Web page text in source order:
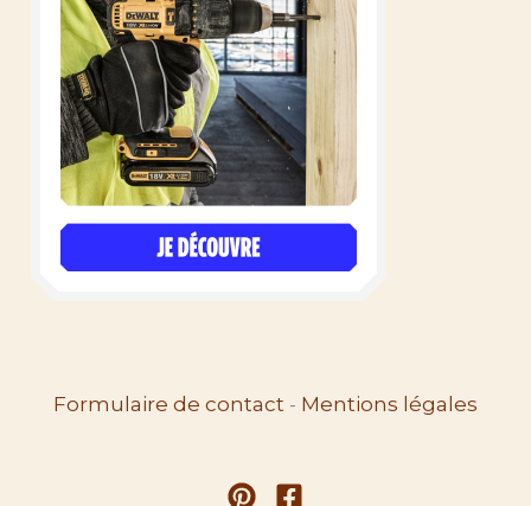
Formulaire de contact - Mentions légales